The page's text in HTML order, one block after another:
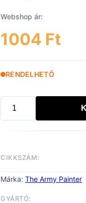
Webshop ár:
1004 Ft
RENDELHETŐ
Warpaints
CIKKSZÁM:
Márka: The Army Painter
GYÁRTÓ: